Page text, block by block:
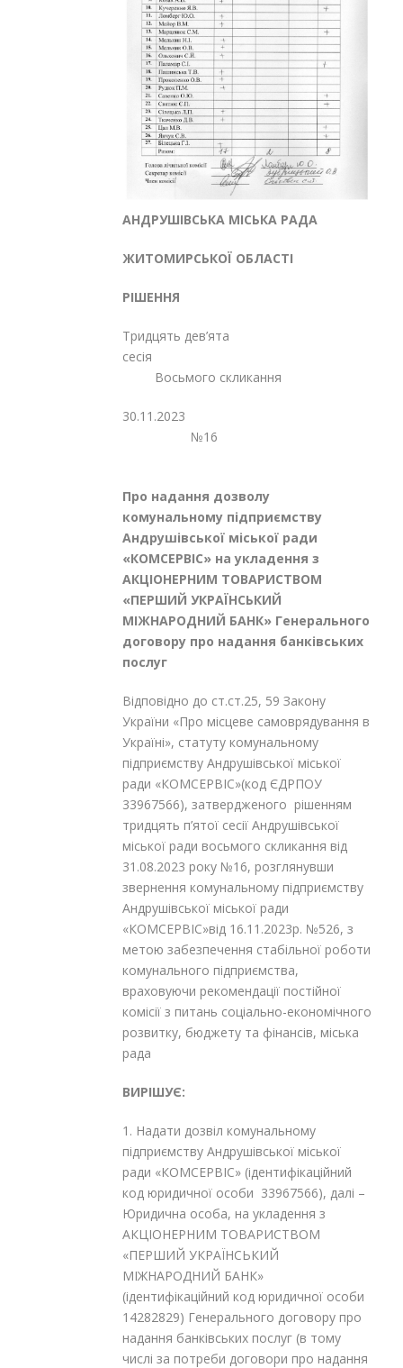
АНДРУШІВСЬКА МІСЬКА РАДА
ЖИТОМИРСЬКОЇ ОБЛАСТІ
РІШЕННЯ
Тридцять дев’ята
сесія
Восьмого скликання
№16
Про надання дозволу
комунальному підприємству
Андрушівської міської ради
«КОМСЕРВІС» на укладення з
АКЦІОНЕРНИМ ТОВАРИСТВОМ
«ПЕРШИЙ УКРАЇНСЬКИЙ
МІЖНАРОДНИЙ БАНК» Генерального
договору про надання банківських
послуг
Відповідно до ст.ст.25, 59 Закону
України «Про місцеве самоврядування в
Україні», статуту комунальному
підприємству Андрушівської міської
ради «КОМСЕРВІС»(код ЄДРПОУ
33967566), затвердженого рішенням
тридцять п’ятої сесії Андрушівської
міської ради восьмого скликання від
31.08.2023 року №16, розглянувши
звернення комунальному підприємству
Андрушівської міської ради
«КОМСЕРВІС»від 16.11.2023р. №526, з
метою забезпечення стабільної роботи
комунального підприємства,
враховуючи рекомендації постійної
комісії з питань соціально-економічного
розвитку, бюджету та фінансів, міська
рада
ВИРІШУЄ:
1. Надати дозвіл комунальному
підприємству Андрушівської міської
ради «КОМСЕРВІС» (ідентифікаційний
код юридичної особи 33967566), далі –
Юридична особа, на укладення з
АКЦІОНЕРНИМ ТОВАРИСТВОМ
«ПЕРШИЙ УКРАЇНСЬКИЙ
МІЖНАРОДНИЙ БАНК»
(ідентифікаційний код юридичної особи
14282829) Генерального договору про
надання банківських послуг (в тому
числі за потреби договори про надання